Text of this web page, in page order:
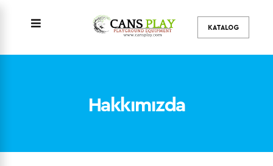
KATALOG
Hakkımızda